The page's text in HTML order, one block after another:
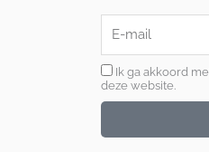
E-
mail
Ik ga akkoord
deze website.